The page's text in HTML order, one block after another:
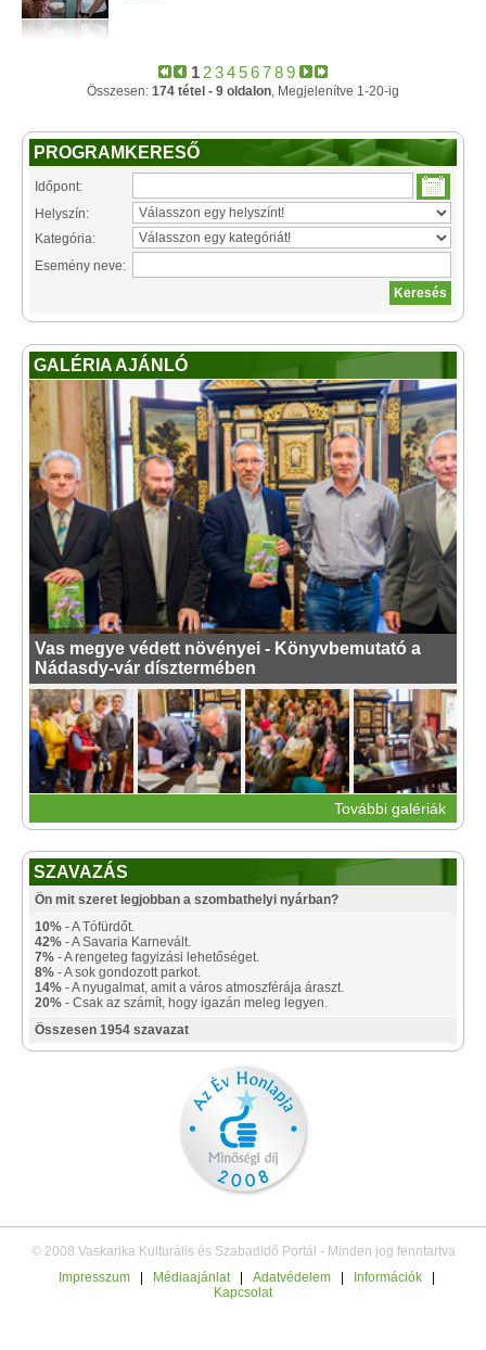
1 23456789
Összesen: 174 tétel - 9 oldalon, Megjelenítve 1-20-ig
PROGRAMKERESŐ
Időpont:
Helyszín:
Kategória:
Esemény neve:
GALÉRIA AJÁNLÓ
Vas megye védett növényei - Könyvbemutató a
Nádasdy-vár dísztermében
További galériák
SZAVAZÁS
Ön mit szeret legjobban a szombathelyi nyárban?
10% - A Tófürdőt.
42% - A Savaria Karnevált.
7% - A rengeteg fagyizási lehetőséget.
8% - A sok gondozott parkot.
14% - A nyugalmat, amit a város atmoszférája áraszt.
20% - Csak az számít, hogy igazán meleg legyen.
Összesen 1954 szavazat
© 2008 Vaskarika Kulturális és Szabadidő Portál - Minden jog fenntartva
Impresszum
Médiaajánlat Adatvédelem Információk
Kapcsolat